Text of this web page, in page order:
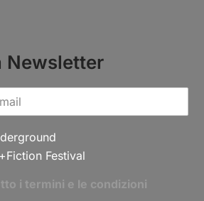
Newsletter
Festival
i termini e le condizioni